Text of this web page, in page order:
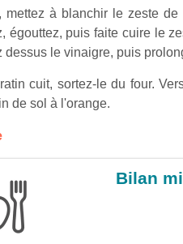
mettez à blanchir le zeste
égouttez, puis faite cuire le
dessus le vinaigre, puis
cuit, sortez-le du four.
de sol à l'orange.
Bilan